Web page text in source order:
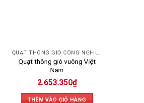
Quạt thông gió vuông Việt
Nam
2.653.350₫
THÊM VÀO GIỎ HÀNG